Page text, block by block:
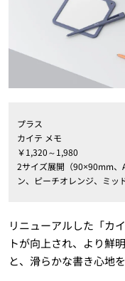
プラス
カイテ メモ
￥1,320～1,980
2サイズ展開（90×90mm
ン、ピーチオレンジ、ミッ
リニューアルした「カ
トが向上され、より鮮
と、滑らかな書き心地